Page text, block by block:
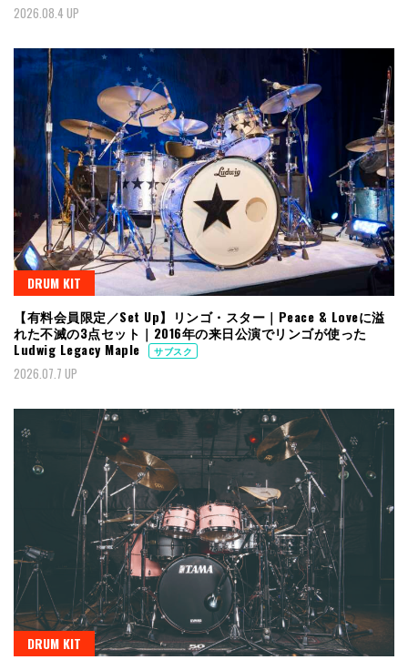
2026.08.4 UP
DRUM KIT
【有料会員限定／Set Up】リンゴ・スター｜Peace & Loveに溢
れた不滅の3点セット｜2016年の来日公演でリンゴが使った
Ludwig Legacy Maple
サブスク
2026.07.7 UP
DRUM KIT